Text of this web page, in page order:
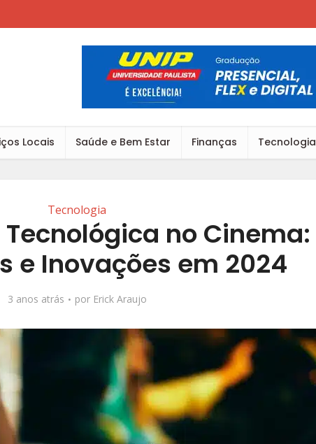
Locais Saúde e Bem Estar Finanças Tecnologia
Tecnologia
no Cinema:
e Inovações em 2024
3 anos atrás por Erick Araujo